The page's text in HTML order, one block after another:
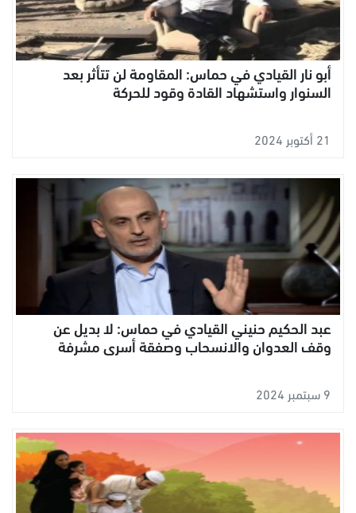
أبو نار القيادي في حماس: المقاومة لن تتأثر بعد
السنوار واستشهاد القادة وقود للحركة
21 أكتوبر 2024
عبد الحكيم حنيني القيادي في حماس: لا بديل عن
وقف العدوان والانسحاب وصفقة أسرى مشرفة
9 سبتمبر 2024